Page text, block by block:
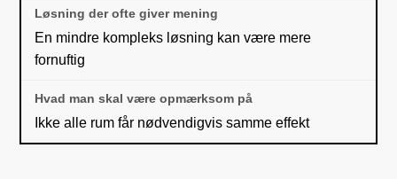
En mindre kompleks løsning kan være mere
fornuftig
Ikke alle rum får nødvendigvis samme effekt